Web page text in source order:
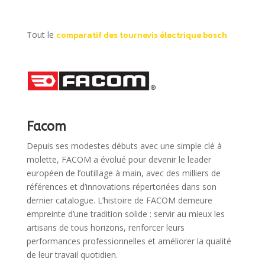
BOXX Mini) - rangement)
Tout le comparatif des tournevis électrique bosch
Facom
Depuis ses modestes débuts avec une simple clé à
molette, FACOM a évolué pour devenir le leader
européen de l’outillage à main, avec des milliers de
références et d’innovations répertoriées dans son
dernier catalogue. L’histoire de FACOM demeure
empreinte d’une tradition solide : servir au mieux les
artisans de tous horizons, renforcer leurs
performances professionnelles et améliorer la qualité
de leur travail quotidien.